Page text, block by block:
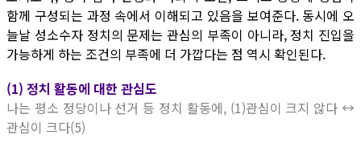
함께 구성되는 과정 속에서 이해되고 있음을 보여준다. 동시에 오
늘날 성소수자 정치의 문제는 관심의 부족이 아니라, 정치 진입을
가능하게 하는 조건의 부족에 더 가깝다는 점 역시 확인된다.
(1) 정치 활동에 대한 관심도
나는 평소 정당이나 선거 등 정치 활동에, (1)관심이 크지 않다 ↔
관심이 크다(5)